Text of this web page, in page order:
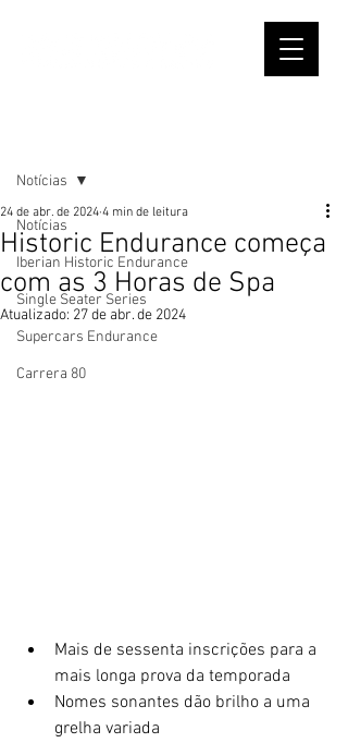
Notícias
Iberian Historic Endurance
Single Seater Series
Supercars Endurance
Carrera 80
Notícias
Historic Endurance começa
com as 3 Horas de Spa
24 de abr. de 2024 4 min de leitura
Atualizado: 27 de abr. de 2024
Mais de sessenta inscrições para a
mais longa prova da temporada
Nomes sonantes dão brilho a uma
grelha variada